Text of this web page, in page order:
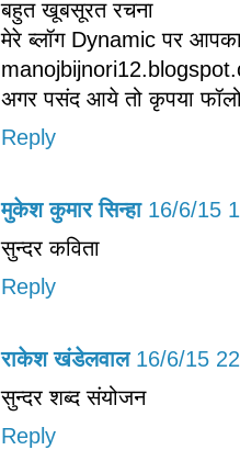
बहुत खूबसूरत रचना
मेरे ब्लॉग Dynamic पर
अगर पसंद आये तो कृपया फॉलो
Reply
मुकेश कुमार सिन्हा 16/6/15
सुन्दर कविता
Reply
राकेश खंडेलवाल 16/6/15
सुन्दर शब्द संयोजन
Reply